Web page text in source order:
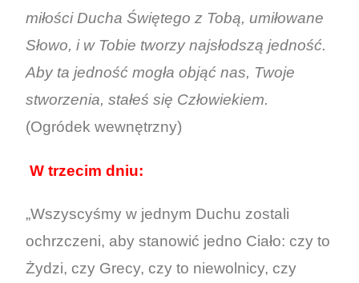
miłości Ducha Świętego z Tobą, umiłowane
Słowo, i w Tobie tworzy najsłodszą jedność.
Aby ta jedność mogła objąć nas, Twoje
stworzenia, stałeś się Człowiekiem.
(Ogródek wewnętrzny)
W trzecim dniu:
„Wszyscyśmy w jednym Duchu zostali
ochrzczeni, aby stanowić jedno Ciało: czy to
Żydzi, czy Grecy, czy to niewolnicy, czy